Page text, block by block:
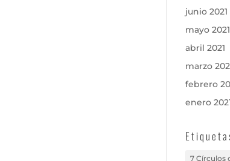
junio 2021
mayo 2021
abril 2021
marzo
febrero
enero
7 Círculos